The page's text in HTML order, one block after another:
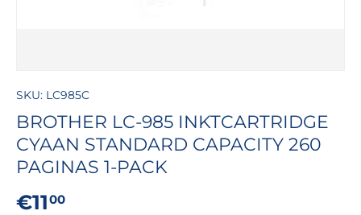
SKU: LC985C
BROTHER LC-985 INKTCARTRIDGE
CYAAN STANDARD CAPACITY 260
PAGINAS 1-PACK
Reguliere prijs
€1100